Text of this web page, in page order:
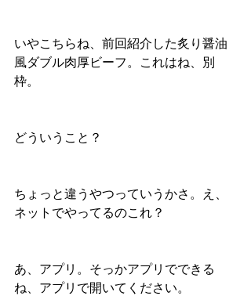
いやこちらね、前回紹介した炙り醤油
風ダブル肉厚ビーフ。これはね、別
枠。
どういうこと？
ちょっと違うやつっていうかさ。え、
ネットでやってるのこれ？
あ、アプリ。そっかアプリでできる
ね、アプリで開いてください。